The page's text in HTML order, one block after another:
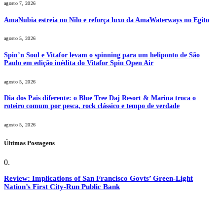
agosto 7, 2026
AmaNubia estreia no Nilo e reforça luxo da AmaWaterways no Egito
agosto 5, 2026
Spin’n Soul e Vitafor levam o spinning para um heliponto de São
Paulo em edição inédita do Vitafor Spin Open Air
agosto 5, 2026
Dia dos Pais diferente: o Blue Tree Daj Resort & Marina troca o
roteiro comum por pesca, rock clássico e tempo de verdade
agosto 5, 2026
Últimas Postagens
Review: Implications of San Francisco Govts’ Green-Light
Nation’s First City-Run Public Bank